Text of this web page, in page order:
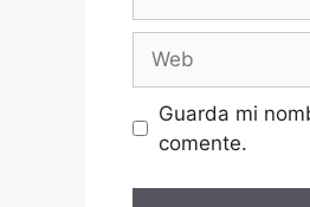
electrónico
Guarda mi
comente.